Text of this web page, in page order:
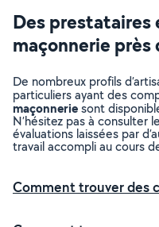
Des prestataires
maçonnerie
De nombreux profils
particuliers ayant des
maçonneriesont
N’hésitez pas à consulter
évaluations laissées par
travail accompli au cours
Comment trouver des